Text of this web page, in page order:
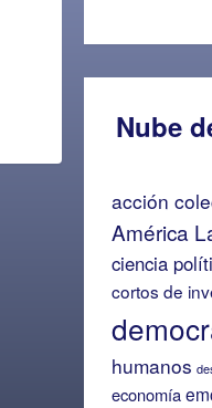
Nube
acción
América
ciencia
cortos de
humanos
economía